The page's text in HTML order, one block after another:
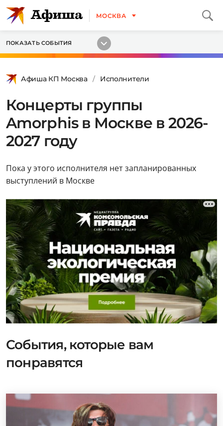
МОСКВА
ПОКАЗАТЬ СОБЫТИЯ
Афиша КП Москва Исполнители
Концерты группы
Amorphis в Москве в 2026-
2027 году
Пока у этого исполнителя нет запланированных
выступлений в Москве
События, которые вам
понравятся